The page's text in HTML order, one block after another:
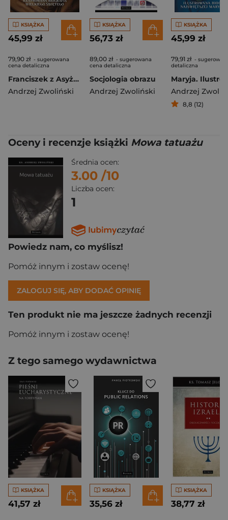
KSIĄŻKA
45,99 zł
79,90 zł - sugerowana
cena detaliczna
Franciszek z Asyżu. Ilustrowana biografia wielkiego świętego
Andrzej Zwoliński
KSIĄŻKA
56,73 zł
89,00 zł - sugerowana
cena detaliczna
Socjologia obrazu
Andrzej Zwoliński
KSIĄŻKA
45,99 zł
79,91 zł -
detaliczna
Andrzej
8,8 (12)
Oceny i recenzje książki Mowa tatuażu
Średnia ocen:
3.00 /10
Liczba ocen:
1
Powiedz nam, co myślisz!
Pomóż innym i zostaw ocenę!
ZALOGUJ SIĘ, ABY DODAĆ OPINIĘ
Ten produkt nie ma jeszcze żadnych recenzji
Pomóż innym i zostaw ocenę!
Z tego samego wydawnictwa
KSIĄŻKA
41,57 zł
KSIĄŻKA
35,56 zł
KSIĄŻKA
38,77 zł